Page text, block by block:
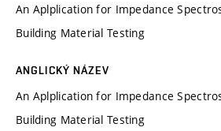
An Aplplication for Impedance
Building Material Testing
ANGLICKÝ NÁZEV
An Aplplication for Impedance
Building Material Testing